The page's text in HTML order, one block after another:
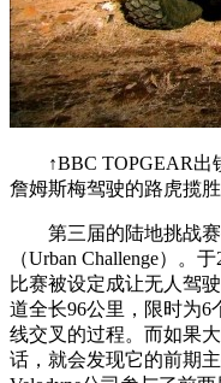
↑BBC TOPGEAR出
詹姆斯梅驾驶的路虎揽胜
第三届的陆地挑战赛
（Urban Challenge）。
比赛被设定成让无人驾
道全长96公里，限时为6
线交叉的过程。而如果
话，就会发现它的前期